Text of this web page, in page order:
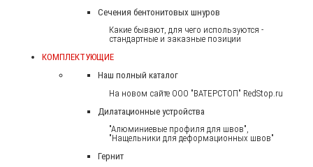
Сечения бентонитовых шнуров
Какие бывают, для чего используются -
стандартные и заказные позиции
КОМПЛЕКТУЮЩИЕ
Наш полный каталог
На новом сайте ООО "ВАТЕРСТОП" RedStop.ru
Дилатационные устройства
"Алюминиевые профиля для швов",
"Нащельники для деформационных швов"
Гернит